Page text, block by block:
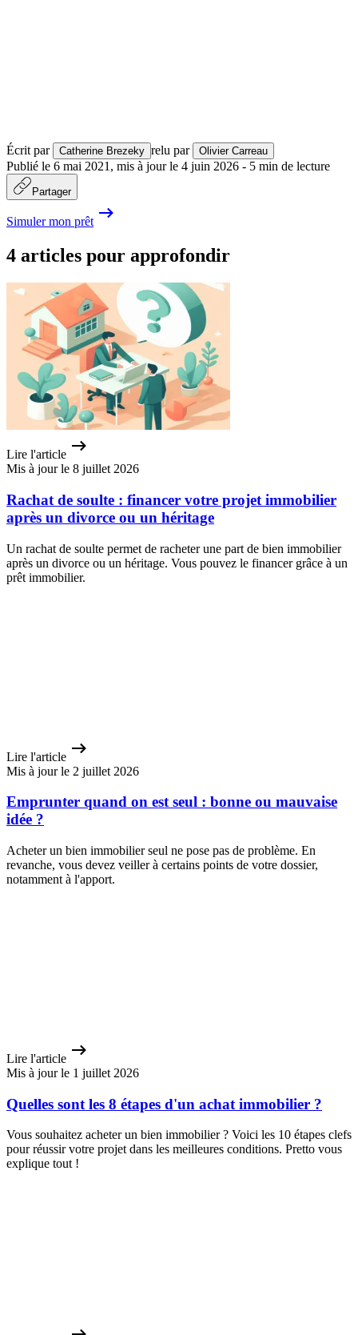
Écrit par Catherine Brezeky relu par Olivier Carreau
Publié le 6 mai 2021 , mis à jour le 4 juin 2026 - 5 min de lecture
Partager
Simuler mon prêt
4 articles pour approfondir
Lire l'article
Mis à jour le 8 juillet 2026
Rachat de soulte : financer votre projet immobilier
après un divorce ou un héritage
Un rachat de soulte permet de racheter une part de bien immobilier
après un divorce ou un héritage. Vous pouvez le financer grâce à un
prêt immobilier.
Lire l'article
Mis à jour le 2 juillet 2026
Emprunter quand on est seul : bonne ou mauvaise
idée ?
Acheter un bien immobilier seul ne pose pas de problème. En
revanche, vous devez veiller à certains points de votre dossier,
notamment à l'apport.
Lire l'article
Mis à jour le 1 juillet 2026
Quelles sont les 8 étapes d'un achat immobilier ?
Vous souhaitez acheter un bien immobilier ? Voici les 10 étapes clefs
pour réussir votre projet dans les meilleures conditions. Pretto vous
explique tout !